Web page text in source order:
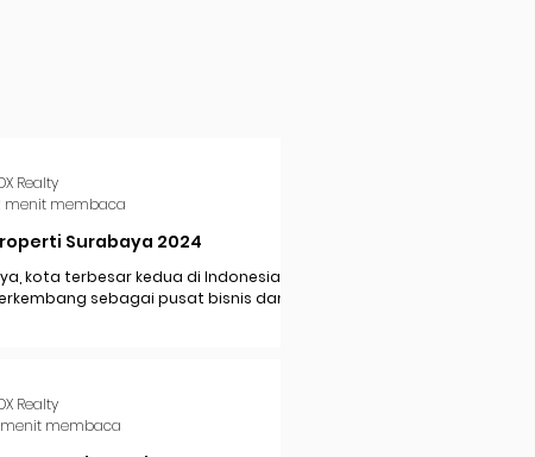
Surabaya 2024
kota terbesar kedua di Indonesia,
sebagai pusat bisnis dan
Realty
menit membaca
Realty
menit membaca